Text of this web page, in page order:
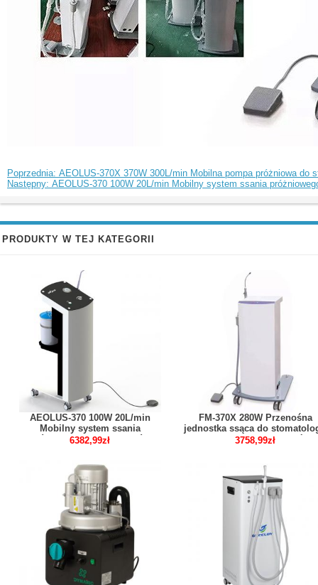
Poprzednia: AEOLUS-370X 370W 300L/min Mobilna pompa próżniowa do
Następny: AEOLUS-370 100W 20L/min Mobilny system ssania
PRODUKTY W TEJ KATEGORII
AEOLUS-370 100W 20L/min
Mobilny system ssania
próżniowego do implantów
6382,99zł
FM-370X 280W Przenośna
jednostka ssąca do
Urządzenie do aspiracji
3758,99zł